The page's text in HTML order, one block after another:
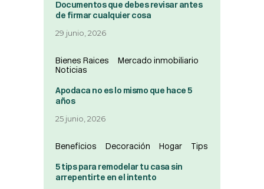
Documentos que debes revisar antes
de firmar cualquier cosa
29 junio, 2026
Bienes Raices
Mercado inmobiliario
Noticias
Apodaca no es lo mismo que hace 5
años
25 junio, 2026
Beneficios Decoración Hogar Tips
5 tips para remodelar tu casa sin
arrepentirte en el intento